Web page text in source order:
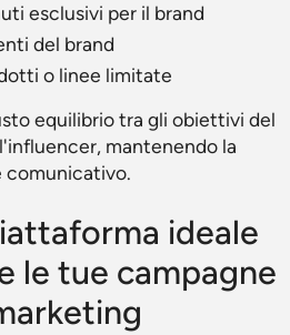
esclusivi per il brand
del brand
o linee limitate
equilibrio tra gli obiettivi del
mantenendo la
comunicativo.
ideale
le tue campagne